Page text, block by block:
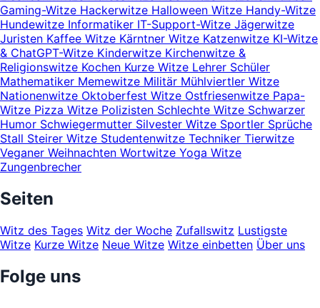
Gaming-Witze Hackerwitze Halloween Witze Handy-Witze
Hundewitze Informatiker IT-Support-Witze Jägerwitze
Juristen Kaffee Witze Kärntner Witze Katzenwitze KI-Witze
& ChatGPT-Witze Kinderwitze Kirchenwitze &
Religionswitze Kochen Kurze Witze Lehrer Schüler
Mathematiker Memewitze Militär Mühlviertler Witze
Nationenwitze Oktoberfest Witze Ostfriesenwitze Papa-
Witze Pizza Witze Polizisten Schlechte Witze Schwarzer
Humor Schwiegermutter Silvester Witze Sportler Sprüche
Stall Steirer Witze Studentenwitze Techniker Tierwitze
Veganer Weihnachten Wortwitze Yoga Witze
Zungenbrecher
Seiten
Witz des Tages Witz der Woche Zufallswitz Lustigste
Witze Kurze Witze Neue Witze Witze einbetten Über uns
Folge uns